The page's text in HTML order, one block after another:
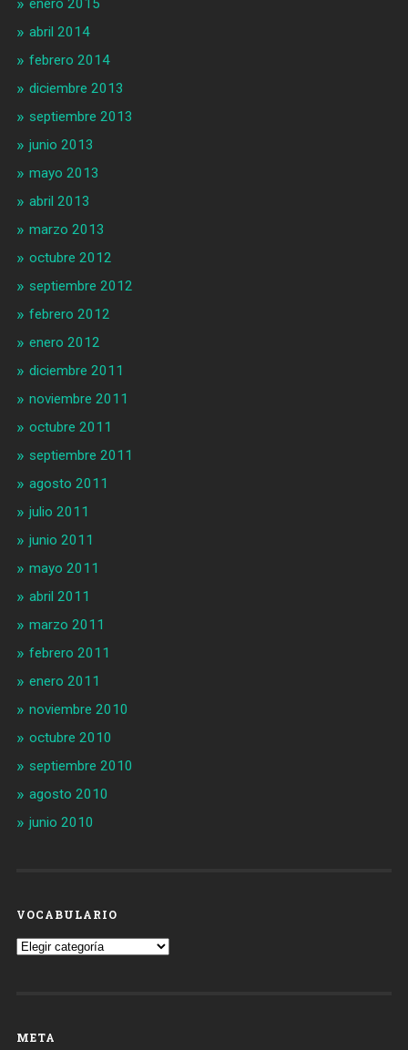
enero 2015
abril 2014
febrero 2014
diciembre 2013
septiembre 2013
junio 2013
mayo 2013
abril 2013
marzo 2013
octubre 2012
septiembre 2012
febrero 2012
enero 2012
diciembre 2011
noviembre 2011
octubre 2011
septiembre 2011
agosto 2011
julio 2011
junio 2011
mayo 2011
abril 2011
marzo 2011
febrero 2011
enero 2011
noviembre 2010
octubre 2010
septiembre 2010
agosto 2010
junio 2010
VOCABULARIO
Vocabulario
META